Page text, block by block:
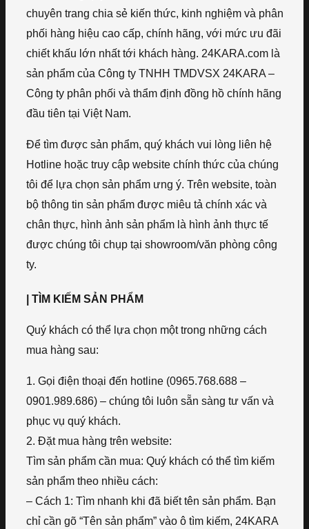
chuyên trang chia sẻ kiến thức, kinh nghiệm và phân
phối hàng hiệu cao cấp, chính hãng, với mức ưu đãi
chiết khấu lớn nhất tới khách hàng. 24KARA.com là
sản phẩm của Công ty TNHH TMDVSX 24KARA –
Công ty phân phối và thẩm định đồng hồ chính hãng
đầu tiên tại Việt Nam.
Để tìm được sản phẩm, quý khách vui lòng liên hệ
Hotline hoặc truy cập website chính thức của chúng
tôi để lựa chọn sản phẩm ưng ý. Trên website, toàn
bộ thông tin sản phẩm được miêu tả chính xác và
chân thực, hình ảnh sản phẩm là hình ảnh thực tế
được chúng tôi chụp tại showroom/văn phòng công
ty.
| TÌM KIẾM SẢN PHẨM
Quý khách có thể lựa chọn một trong những cách
mua hàng sau:
1. Gọi điện thoại đến hotline (0965.768.688 –
0901.989.686) – chúng tôi luôn sẵn sàng tư vấn và
phục vụ quý khách.
2. Đặt mua hàng trên website:
Tìm sản phẩm cần mua: Quý khách có thể tìm kiếm
sản phẩm theo nhiều cách:
– Cách 1: Tìm nhanh khi đã biết tên sản phẩm. Bạn
chỉ cần gõ “Tên sản phẩm” vào ô tìm kiếm, 24KARA